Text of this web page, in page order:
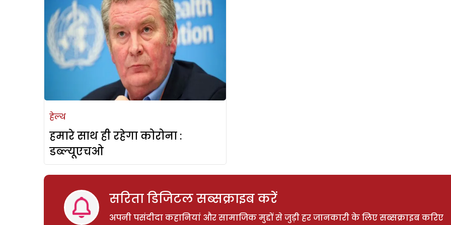
हेल्थ
हमारे साथ ही रहेगा कोरोना :
डब्ल्यूएचओ
सरिता डिजिटल सब्सक्राइब करें
अपनी पसंदीदा कहानियां और सामाजिक मुद्दों से जुड़ी हर जानकारी के लिए सब्सक्राइब करिए